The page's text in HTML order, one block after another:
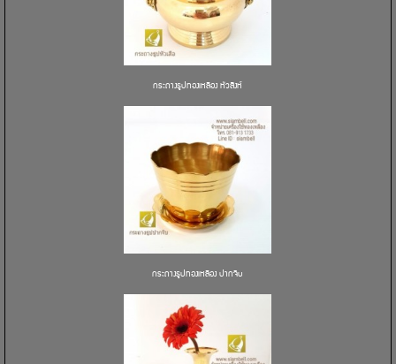
กระถางธูปทองเหลือง หัวสิงห์
กระถางธูปทองเหลือง ปากจีบ